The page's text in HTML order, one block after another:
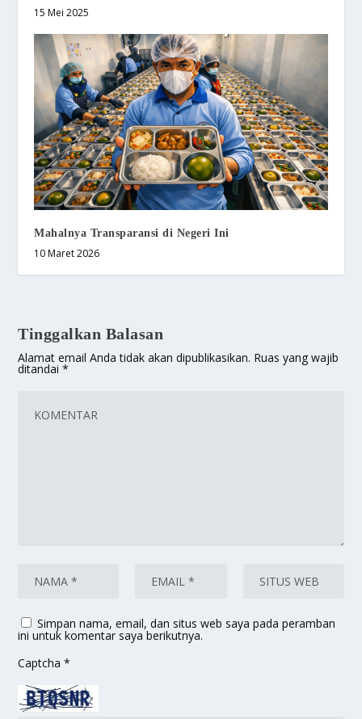
15 Mei 2025
Mahalnya Transparansi di Negeri Ini
10 Maret 2026
Tinggalkan Balasan
Alamat email Anda tidak akan dipublikasikan. Ruas yang wajib
ditandai*
Simpan nama, email, dan situs web saya pada peramban
ini untuk komentar saya berikutnya.
Captcha*